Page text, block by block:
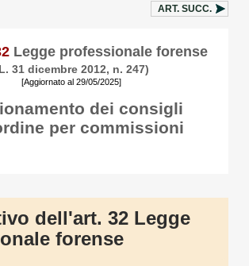
ART. SUCC.
Legge professionale forense
31 dicembre 2012, n. 247)
[Aggiornato al 29/05/2025]
dei consigli
per commissioni
dell'art. 32 Legge
forense